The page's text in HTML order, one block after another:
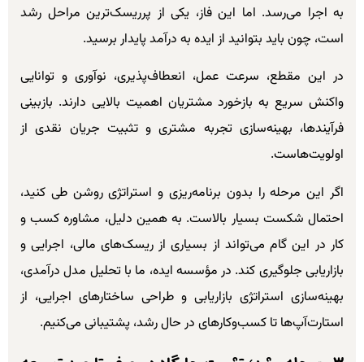
به اجرا می‌رسد. اما این فاز، یکی از پرریسک‌ترین مراحل رشد
است، چون باید بتوانید از ایده به درآمد پایدار برسید.
در این مقطع، سرعت عمل، انعطاف‌پذیری، نوآوری و توانایی
واکنش سریع به بازخورد مشتریان اهمیت بالایی دارند. بازبینی
فرآیندها، بهینه‌سازی تجربه مشتری و تثبیت جریان نقدی از
اولویت‌هاست.
اگر این مرحله را بدون برنامه‌ریزی و استراتژی روشن طی کنید،
احتمال شکست بسیار بالاست. به همین دلیل، مشاوره کسب و
کار در این گام می‌تواند از بسیاری از ریسک‌های مالی، اجرایی و
بازاریابی جلوگیری کند. در مؤسسه ایده، ما با تحلیل مدل درآمدی،
بهینه‌سازی استراتژی بازاریابی و طراحی ساختارهای اجرایی، از
استارت‌آپ‌ها تا کسب‌وکارهای در حال رشد، پشتیبانی می‌کنیم.